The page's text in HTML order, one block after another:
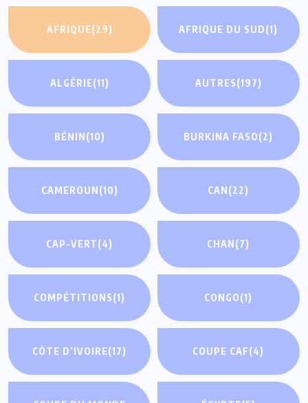
AFRIQUE(29) AFRIQUE DU SUD(1)
ALGÉRIE(11) AUTRES(197)
BÉNIN(10) BURKINA FASO(2)
CAMEROUN(10) CAN(22)
CAP-VERT(4) CHAN(7)
COMPÉTITIONS(1) CONGO(1)
CÔTE D’IVOIRE(17) COUPE CAF(4)